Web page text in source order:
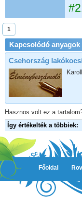
1
Kapcsolódó anyagok
Csehország
Hasznos volt ez a
Így értékelték a többiek:
Főoldal